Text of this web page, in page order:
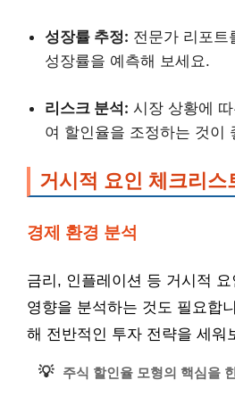
성장률 추정: 전문가 리포트
성장률을 예측해 보세요.
리스크 분석: 시장 상황에
여 할인율을 조정하는 것이
거시적 요인 체크리스
경제 환경 분석
금리, 인플레이션 등 거시적
영향을 분석하는 것도 필요합
해 전반적인 투자 전략을 세워
💡 주식 할인율 모형의 핵심을